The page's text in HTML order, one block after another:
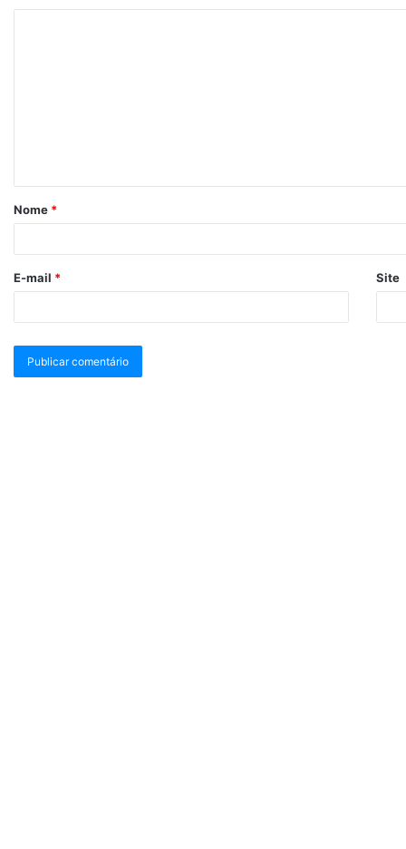
Nome *
E-mail * Site